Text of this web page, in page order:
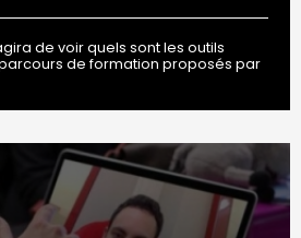
de voir quels sont les outils
de formation proposés par